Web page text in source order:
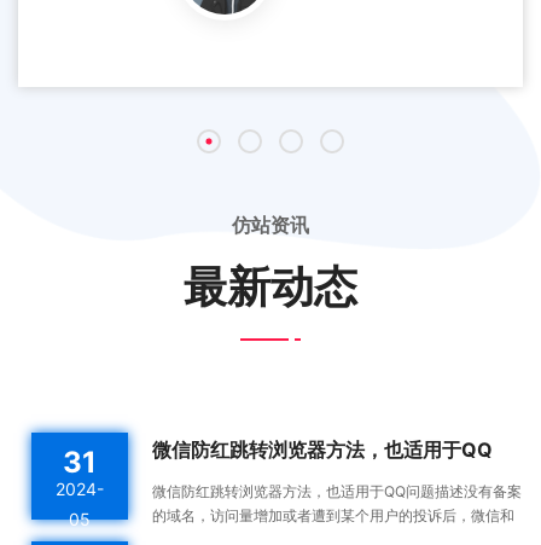
仿站资讯
最新动态
31
2024-
05
微信防红跳转浏览器方法，也适用于QQ
微信防红跳转浏览器方法，也适用于QQ问题描述没有备案
的域名，访问量增加或者遭到某个用户的投诉后，微信和